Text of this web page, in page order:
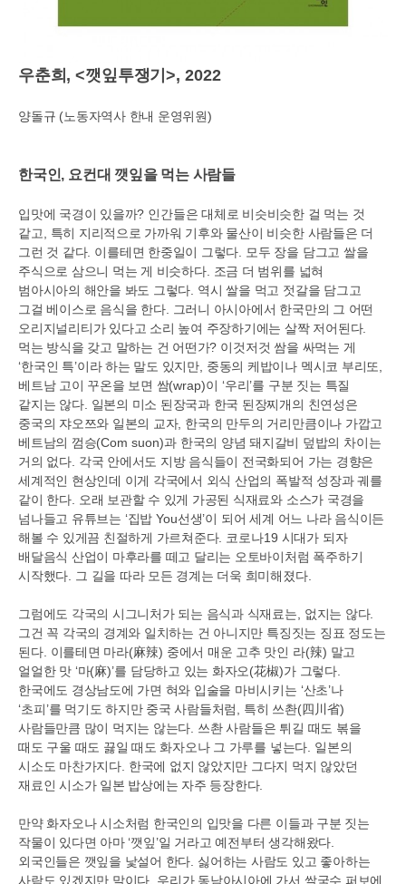
우춘희 , <깻잎투쟁기>, 2022
양돌규 (노동자역사 한내 운영위원)
한국인, 요컨대 깻잎을 먹는 사람들
입맛에 국경이 있을까? 인간들은 대체로 비슷비슷한 걸 먹는 것
같고, 특히 지리적으로 가까워 기후와 물산이 비슷한 사람들은 더
그런 것 같다. 이를테면 한중일이 그렇다. 모두 장을 담그고 쌀을
주식으로 삼으니 먹는 게 비슷하다. 조금 더 범위를 넓혀
범아시아의 해안을 봐도 그렇다. 역시 쌀을 먹고 젓갈을 담그고
그걸 베이스로 음식을 한다. 그러니 아시아에서 한국만의 그 어떤
오리지널리티가 있다고 소리 높여 주장하기에는 살짝 저어된다.
먹는 방식을 갖고 말하는 건 어떤가? 이것저것 쌈을 싸먹는 게
‘한국인 특’이라 하는 말도 있지만, 중동의 케밥이나 멕시코 부리또,
베트남 고이 꾸온을 보면 쌈(wrap)이 ‘우리’를 구분 짓는 특질
같지는 않다. 일본의 미소 된장국과 한국 된장찌개의 친연성은
중국의 쟈오쯔와 일본의 교자, 한국의 만두의 거리만큼이나 가깝고
베트남의 껌승(Com suon)과 한국의 양념 돼지갈비 덮밥의 차이는
거의 없다. 각국 안에서도 지방 음식들이 전국화되어 가는 경향은
세계적인 현상인데 이게 각국에서 외식 산업의 폭발적 성장과 궤를
같이 한다. 오래 보관할 수 있게 가공된 식재료와 소스가 국경을
넘나들고 유튜브는 ‘집밥 You선생’이 되어 세계 어느 나라 음식이든
해볼 수 있게끔 친절하게 가르쳐준다. 코로나19 시대가 되자
배달음식 산업이 마후라를 떼고 달리는 오토바이처럼 폭주하기
시작했다. 그 길을 따라 모든 경계는 더욱 희미해졌다.
그럼에도 각국의 시그니처가 되는 음식과 식재료는, 없지는 않다.
그건 꼭 각국의 경계와 일치하는 건 아니지만 특징짓는 징표 정도는
된다. 이를테면 마라(麻辣) 중에서 매운 고추 맛인 라(辣) 말고
얼얼한 맛 ‘마(麻)’를 담당하고 있는 화자오(花椒)가 그렇다.
한국에도 경상남도에 가면 혀와 입술을 마비시키는 ‘산초’나
‘초피’를 먹기도 하지만 중국 사람들처럼, 특히 쓰촨(四川省)
사람들만큼 많이 먹지는 않는다. 쓰촨 사람들은 튀길 때도 볶을
때도 구울 때도 끓일 때도 화자오나 그 가루를 넣는다. 일본의
시소도 마찬가지다. 한국에 없지 않았지만 그다지 먹지 않았던
재료인 시소가 일본 밥상에는 자주 등장한다.
만약 화자오나 시소처럼 한국인의 입맛을 다른 이들과 구분 짓는
작물이 있다면 아마 ‘깻잎’일 거라고 예전부터 생각해왔다.
외국인들은 깻잎을 낯설어 한다. 싫어하는 사람도 있고 좋아하는
사람도 있겠지만 말이다. 우리가 동남아시아에 가서 쌀국수 퍼보에